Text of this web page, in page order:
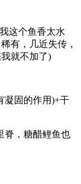
这个鱼香太水
有，几近失传，
就不加了)
凝固的作用)+干
脊，糖醋鲤鱼也